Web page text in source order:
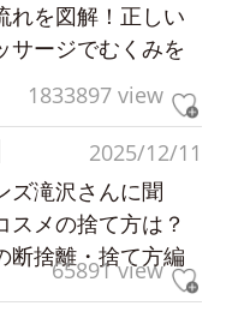
れを図解！正しい
サージでむくみを
1833897 view
2025/12/11
ズ滝沢さんに聞
スメの捨て方は？
断捨離・捨て方編
65891 view